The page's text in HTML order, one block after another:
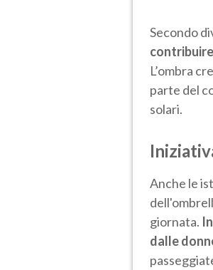
Secondo
L’ombra
parte del
solari.
Anche le
giornata.
dalle